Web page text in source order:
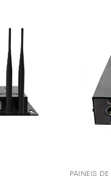
wishlist
PAINÉIS DE